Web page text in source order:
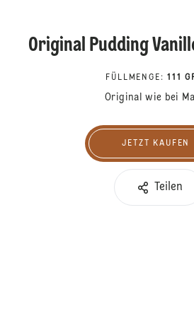
Original Pudding
FÜLLMENGE : 111
Original wie bei
Jetzt
JETZT KAUFEN
Teilen